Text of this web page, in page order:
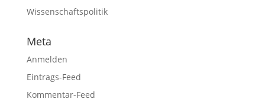
Wissenschaftspolitik
Meta
Anmelden
Eintrags-Feed
Kommentar-Feed